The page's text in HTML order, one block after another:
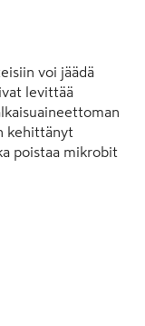
voi jäädä
levittää
kehittänyt
poistaa mikrobit
ja
ovat puhtaita ja